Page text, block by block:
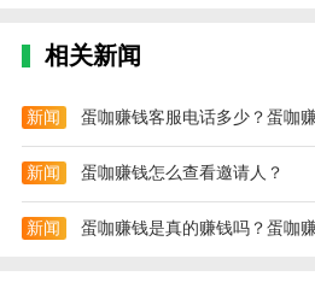
相关新闻
新闻 蛋咖赚钱客服电话多少？蛋咖
新闻 蛋咖赚钱怎么查看邀请人？
新闻 蛋咖赚钱是真的赚钱吗？蛋咖